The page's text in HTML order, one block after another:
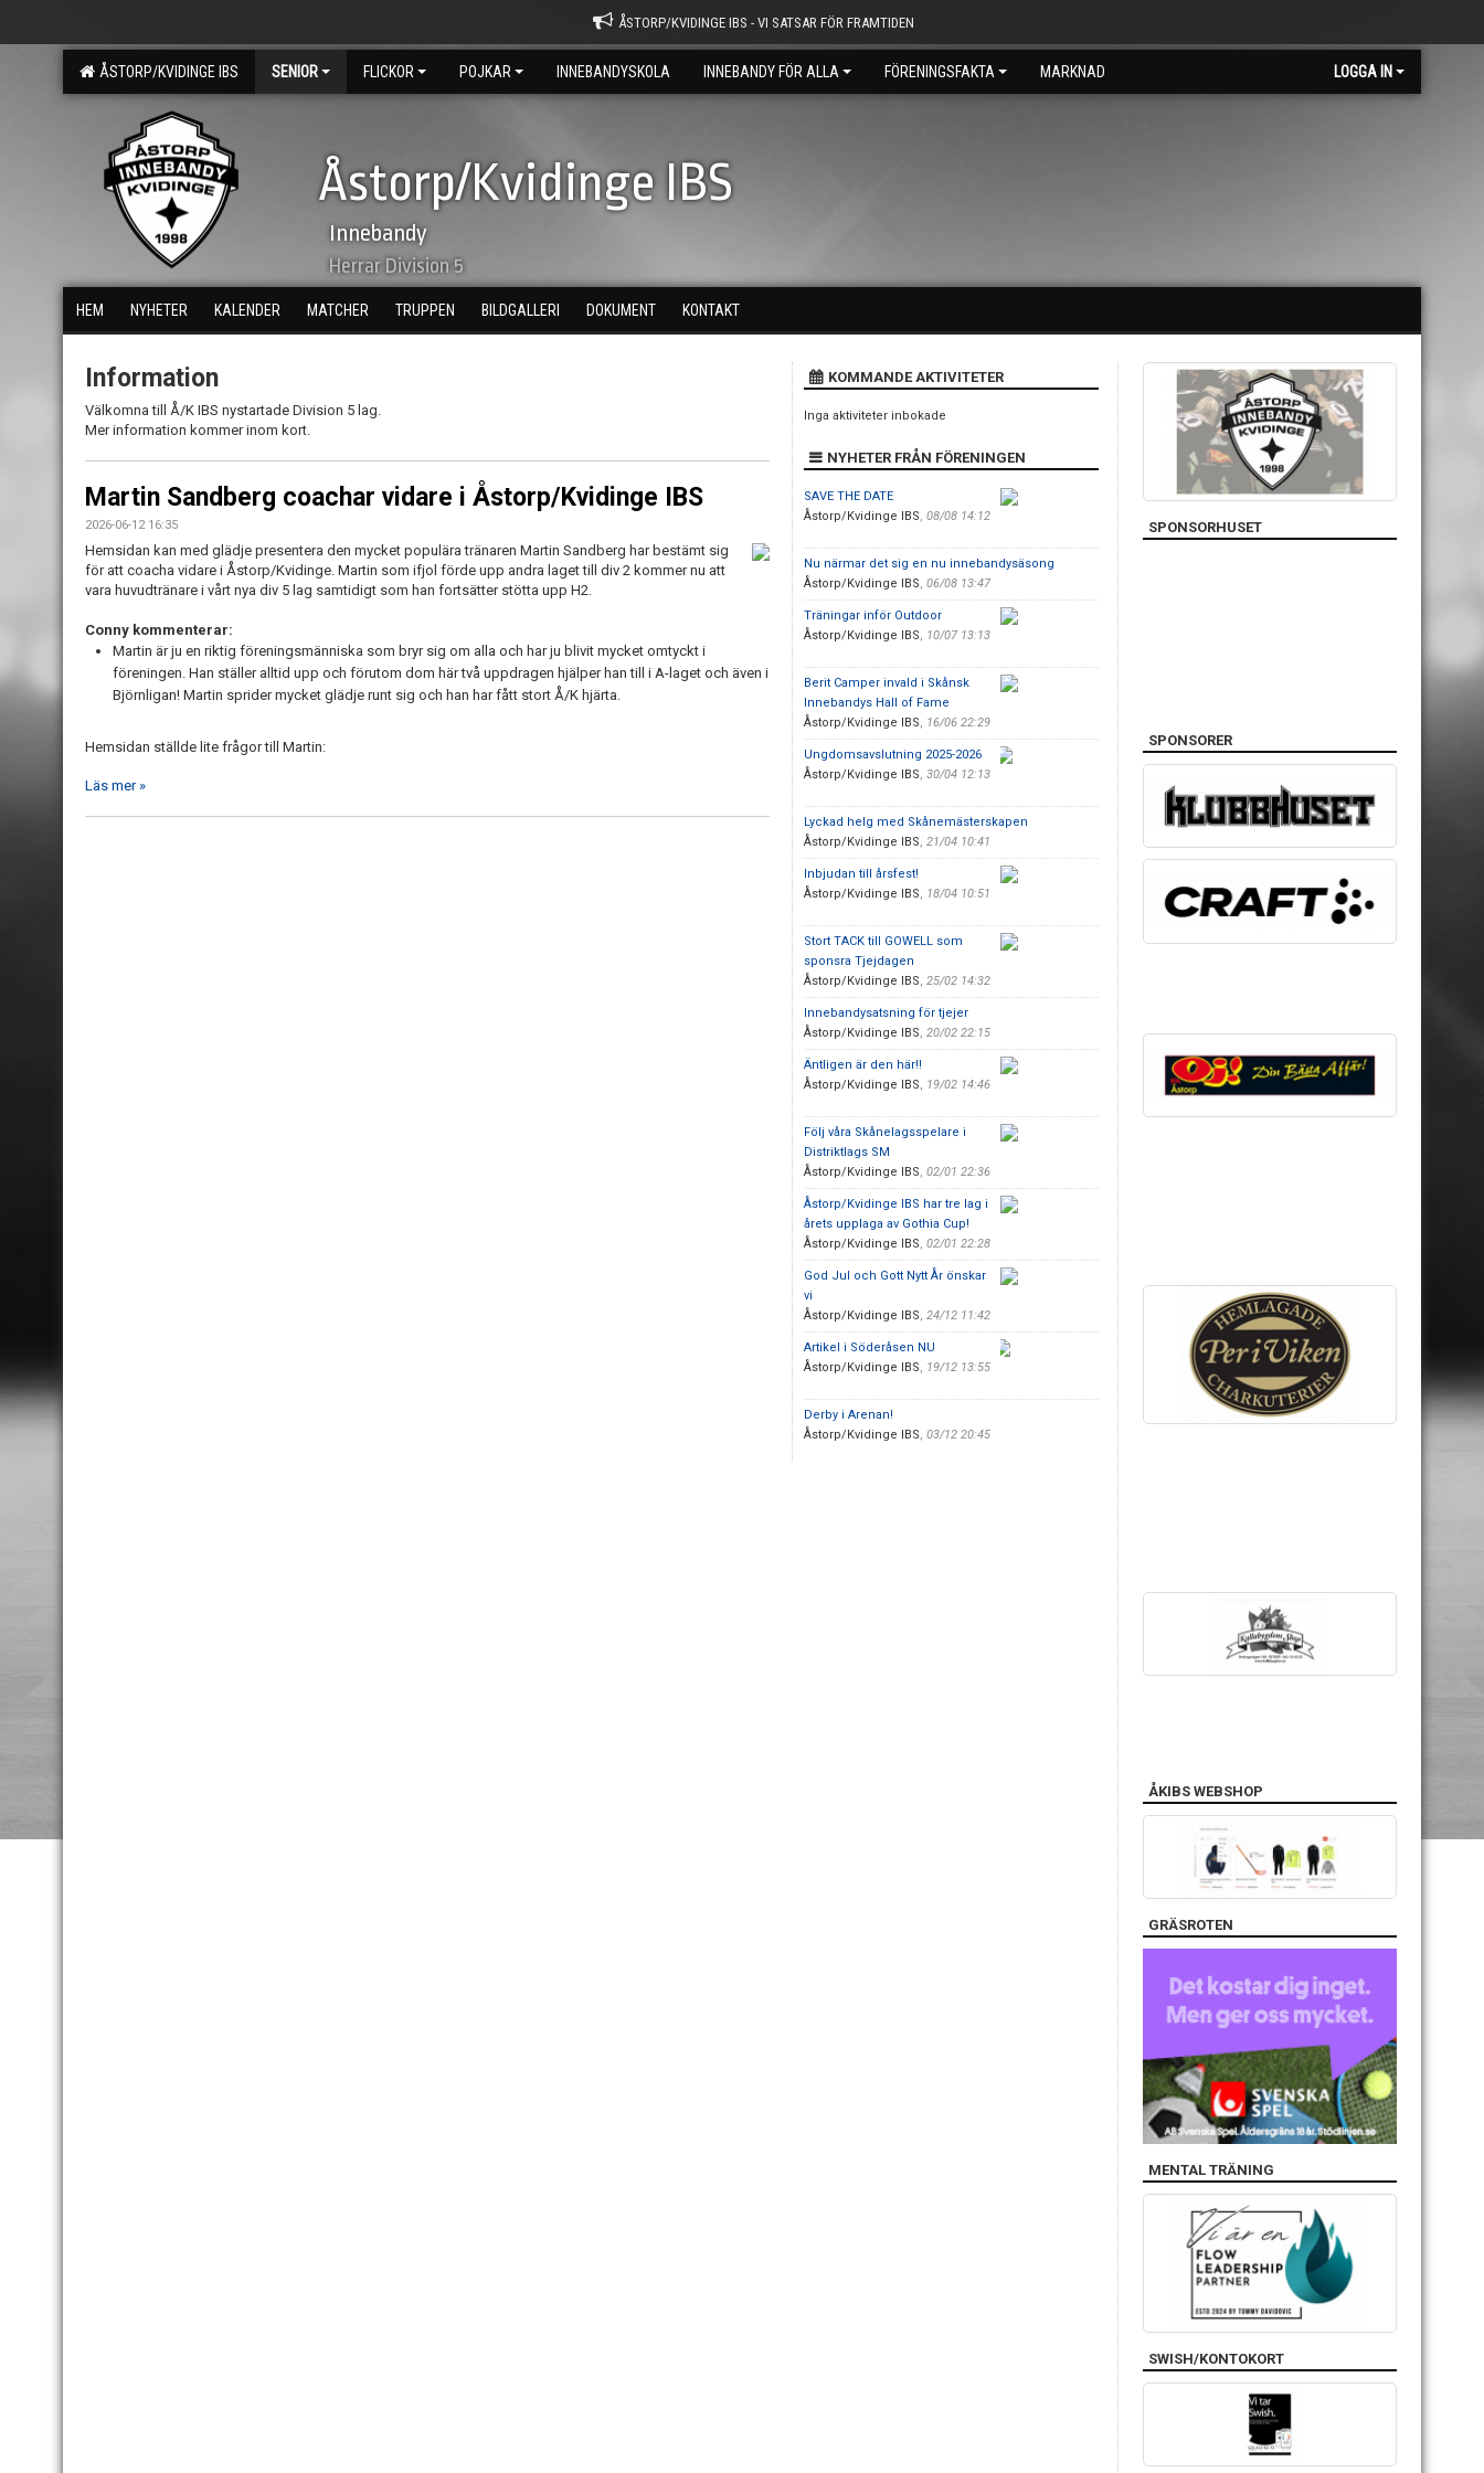
ÅSTORP/KVIDINGE IBS - VI SATSAR FÖR FRAMTIDEN
ÅSTORP/KVIDINGE IBS SENIOR FLICKOR POJKAR INNEBANDYSKOLA INNEBANDY FÖR ALLA FÖRENINGSFAKTA MARKNAD LOGGA IN
Åstorp/Kvidinge IBS
Innebandy
Herrar Division 5
HEM NYHETER KALENDER MATCHER TRUPPEN BILDGALLERI DOKUMENT KONTAKT
Information
Välkomna till Å/K IBS nystartade Division 5 lag.
Mer information kommer inom kort.
Martin Sandberg coachar vidare i Åstorp/Kvidinge IBS
2026-06-12 16:35
Hemsidan kan med glädje presentera den mycket populära tränaren Martin Sandberg har bestämt sig
för att coacha vidare i Åstorp/Kvidinge. Martin som ifjol förde upp andra laget till div 2 kommer nu att
vara huvudtränare i vårt nya div 5 lag samtidigt som han fortsätter stötta upp H2.
Conny kommenterar:
Martin är ju en riktig föreningsmänniska som bryr sig om alla och har ju blivit mycket omtyckt i
föreningen. Han ställer alltid upp och förutom dom här två uppdragen hjälper han till i A-laget och även i
Björnligan! Martin sprider mycket glädje runt sig och han har fått stort Å/K hjärta.
Hemsidan ställde lite frågor till Martin:
Läs mer »
KOMMANDE AKTIVITETER
Inga aktiviteter inbokade
NYHETER FRÅN FÖRENINGEN
SAVE THE DATE
Åstorp/Kvidinge IBS, 08/08 14:12
Nu närmar det sig en nu innebandysäsong
Åstorp/Kvidinge IBS, 06/08 13:47
Träningar inför Outdoor
Åstorp/Kvidinge IBS, 10/07 13:13
Berit Camper invald i Skånsk
Innebandys Hall of Fame
Åstorp/Kvidinge IBS, 16/06 22:29
Ungdomsavslutning 2025-2026
Åstorp/Kvidinge IBS, 30/04 12:13
Lyckad helg med Skånemästerskapen
Åstorp/Kvidinge IBS, 21/04 10:41
Inbjudan till årsfest!
Åstorp/Kvidinge IBS, 18/04 10:51
Stort TACK till GOWELL som
sponsra Tjejdagen
Åstorp/Kvidinge IBS, 25/02 14:32
Innebandysatsning för tjejer
Åstorp/Kvidinge IBS, 20/02 22:15
Äntligen är den här!!
Åstorp/Kvidinge IBS, 19/02 14:46
Följ våra Skånelagsspelare i
Distriktlags SM
Åstorp/Kvidinge IBS, 02/01 22:36
Åstorp/Kvidinge IBS har tre lag i
årets upplaga av Gothia Cup!
Åstorp/Kvidinge IBS, 02/01 22:28
God Jul och Gott Nytt År önskar
vi
Åstorp/Kvidinge IBS, 24/12 11:42
Artikel i Söderåsen NU
Åstorp/Kvidinge IBS, 19/12 13:55
Derby i Arenan!
Åstorp/Kvidinge IBS, 03/12 20:45
SPONSORHUSET
SPONSORER
ÅKIBS WEBSHOP
GRÄSROTEN
MENTAL TRÄNING
SWISH/KONTOKORT